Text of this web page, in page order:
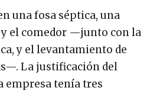
una fosa séptica, una
y el comedor —junto con la
y el levantamiento de
La justificación del
empresa tenía tres